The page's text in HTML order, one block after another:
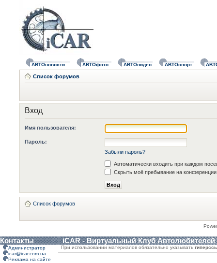
АВТОновости АВТОфото АВТОвидео АВТОспорт
Список форумов
Вход
Имя пользователя:
Пароль:
Забыли пароль?
Автоматически входить при каждом
Скрыть моё пребывание на конференции
Список форумов
Контакты iCAR - Виртуальный Клуб Автолюбителей
Администратор
icar@icar.com.ua
Реклама на сайте
При использовании материалов обязательно указывать